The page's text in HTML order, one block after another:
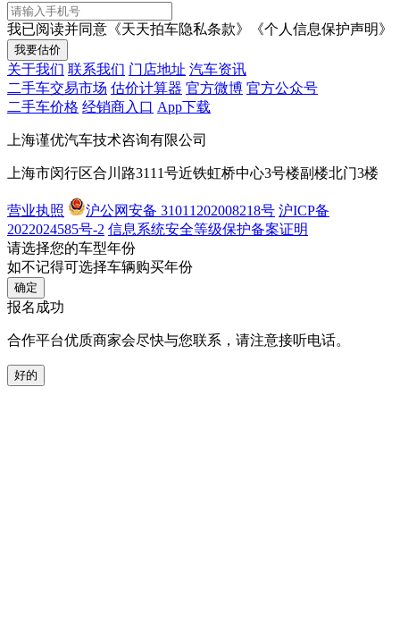
我已阅读并同意 《天天拍车隐私条款》 《个人信息保护声明》
我要估价
关于我们 联系我们 门店地址 汽车资讯
二手车交易市场 估价计算器 官方微博 官方公众号
二手车价格 经销商入口 App下载
上海谨优汽车技术咨询有限公司
上海市闵行区合川路3111号近铁虹桥中心3号楼副楼北门3楼
营业执照 沪公网安备 31011202008218号 沪ICP备
2022024585号-2 信息系统安全等级保护备案证明
请选择您的车型年份
如不记得可选择车辆购买年份
确定
报名成功
合作平台优质商家会尽快与您联系，请注意接听电话。
好的